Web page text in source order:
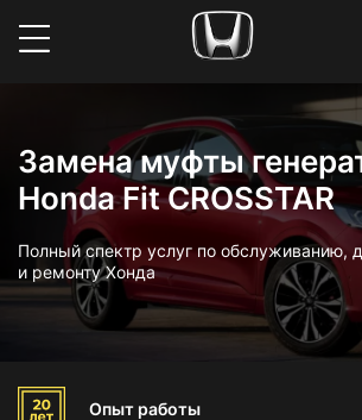
Замена муфты
Honda Fit CROSSTAR
Полный спектр услуг по обслуживанию,
и ремонту Хонда
Опыт работы